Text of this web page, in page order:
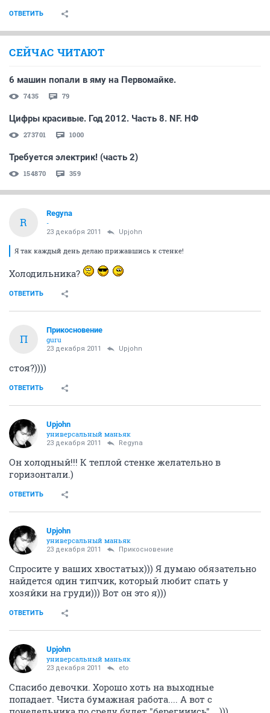
ОТВЕТИТЬ
СЕЙЧАС ЧИТАЮТ
6 машин попали в яму на Первомайке.
7435 79
Цифры красивые. Год 2012. Часть 8. NF. НФ
273701 1000
Требуется электрик! (часть 2)
154870 359
R
Regyna
-
23 декабря 2011 Upjohn
Я так каждый день делаю прижавшись к стенке!
Холодильника?
ОТВЕТИТЬ
П
Прикосновение
guru
23 декабря 2011 Upjohn
стоя?))))
ОТВЕТИТЬ
Upjohn
универсальный маньяк
23 декабря 2011 Regyna
Он холодный!!! К теплой стенке желательно в
горизонтали.)
ОТВЕТИТЬ
Upjohn
универсальный маньяк
23 декабря 2011 Прикосновение
Спросите у ваших хвостатых))) Я думаю обязательно
найдется один типчик, который любит спать у
хозяйки на груди))) Вот он это я)))
ОТВЕТИТЬ
Upjohn
универсальный маньяк
23 декабря 2011 eto
Спасибо девочки. Хорошо хоть на выходные
попадает. Чиста бумажная работа.... А вот с